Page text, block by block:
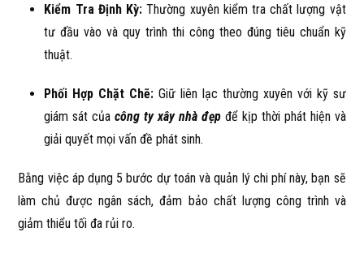
Kiểm Tra Định Kỳ: Thường xuyên kiểm tra chất lượng vật
tư đầu vào và quy trình thi công theo đúng tiêu chuẩn kỹ
thuật.
Phối Hợp Chặt Chẽ: Giữ liên lạc thường xuyên với kỹ sư
giám sát củacông ty xây nhà đẹpđể kịp thời phát hiện và
giải quyết mọi vấn đề phát sinh.
Bằng việc áp dụng 5 bước dự toán và quản lý chi phí này, bạn sẽ
làm chủ được ngân sách, đảm bảo chất lượng công trình và
giảm thiểu tối đa rủi ro.